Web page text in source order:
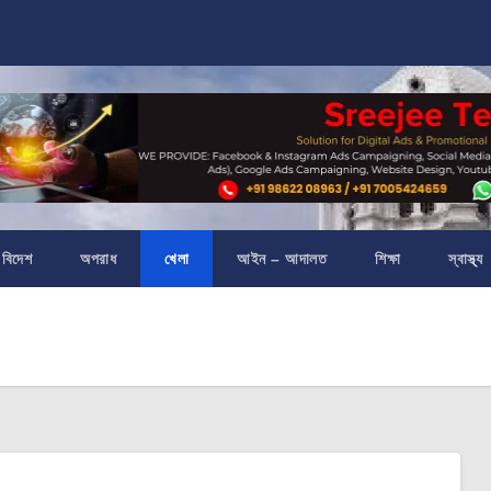
বিদেশ অপরাধ খেলা আইন – আদালত শিক্ষা স্বাস্থ্য